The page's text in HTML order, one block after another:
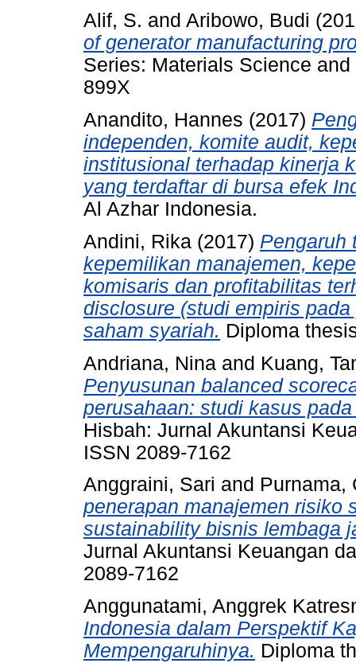
Alif, S. and Aribowo, Budi
of generator manufacturing
Series: Materials Science
899X
Anandito, Hannes (2017)
independen, komite audit,
institusional terhadap kinerja
yang terdaftar di bursa efek
Al Azhar Indonesia.
Andini, Rika (2017) Pengaruh
kepemilikan manajemen,
komisaris dan profitabilitas
disclosure (studi empiris
saham syariah. Diploma
Andriana, Nina and Kuang,
Penyusunan balanced
perusahaan: studi kasus
Hisbah: Jurnal Akuntansi
ISSN 2089-7162
Anggraini, Sari and Purnama,
penerapan manajemen risiko
sustainability bisnis lembaga
Jurnal Akuntansi Keuangan
2089-7162
Anggunatami, Anggrek
Indonesia dalam Perspektif
Mempengaruhinya. Diploma